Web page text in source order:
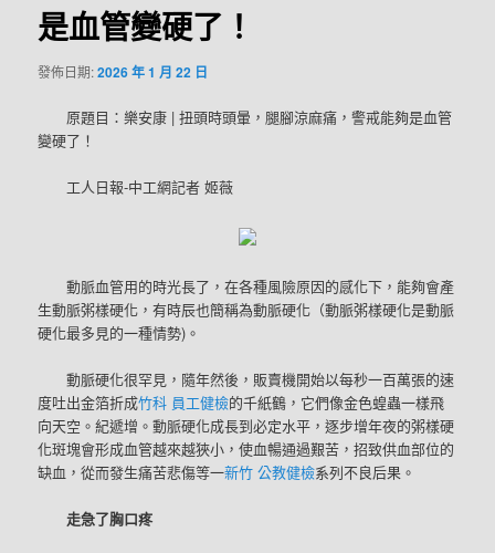
是血管變硬了！
發佈日期:2026 年 1 月 22 日
原題目：樂安康 | 扭頭時頭暈，腿腳涼麻痛，警戒能夠是血管
變硬了！
工人日報-中工網記者 姬薇
動脈血管用的時光長了，在各種風險原因的感化下，能夠會產
生動脈粥樣硬化，有時辰也簡稱為動脈硬化（動脈粥樣硬化是動脈
硬化最多見的一種情勢)。
動脈硬化很罕見，隨年然後，販賣機開始以每秒一百萬張的速
度吐出金箔折成竹科 員工健檢的千紙鶴，它們像金色蝗蟲一樣飛
向天空。紀遞增。動脈硬化成長到必定水平，逐步增年夜的粥樣硬
化斑塊會形成血管越來越狹小，使血暢通過艱苦，招致供血部位的
缺血，從而發生痛苦悲傷等一新竹 公教健檢系列不良后果。
走急了胸口疼